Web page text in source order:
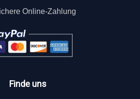
Online-Zahlung
Finde uns